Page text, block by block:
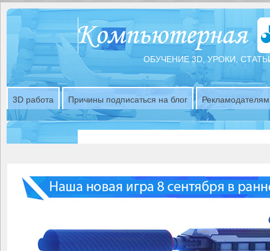
ОБУЧЕНИЕ 3D, УРОКИ,
3D работа Причины подписаться на блог Рекламодателям